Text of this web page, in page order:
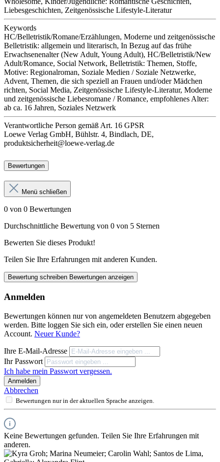
Liebesgeschichten, Zeitgenössische Lifestyle-Literatur
Keywords
HC/Belletristik/Romane/Erzählungen, Moderne und zeitgenössische
Belletristik: allgemein und literarisch, In Bezug auf das frühe
Erwachsenenalter (New Adult, Young Adult), HC/Belletristik/New
Adult/Romance, Social Network, Belletristik: Themen, Stoffe,
Motive: Regionalroman, Soziale Medien / Soziale Netzwerke,
Advent, Themen, die sich speziell an Frauen und/oder Mädchen
richten, Social Media, Zeitgenössische Lifestyle-Literatur, Moderne
und zeitgenössische Liebesromane / Romance, empfohlenes Alter:
ab ca. 16 Jahren, Soziales Netzwerk
Verantwortliche Person gemäß Art. 16 GPSR
Loewe Verlag GmbH, Bühlstr. 4, Bindlach, DE,
produktsicherheit@loewe-verlag.de
Bewertungen
Menü schließen
0 von 0 Bewertungen
Durchschnittliche Bewertung von 0 von 5 Sternen
Bewerten Sie dieses Produkt!
Teilen Sie Ihre Erfahrungen mit anderen Kunden.
Bewertung schreiben Bewertungen anzeigen
Anmelden
Bewertungen können nur von angemeldeten Benutzern abgegeben
werden. Bitte loggen Sie sich ein, oder erstellen Sie einen neuen
Account. Neuer Kunde?
Ihre E-Mail-Adresse
Ihr Passwort
Ich habe mein Passwort vergessen.
Anmelden
Abbrechen
Bewertungen nur in der aktuellen Sprache anzeigen.
Keine Bewertungen gefunden. Teilen Sie Ihre Erfahrungen mit
anderen.